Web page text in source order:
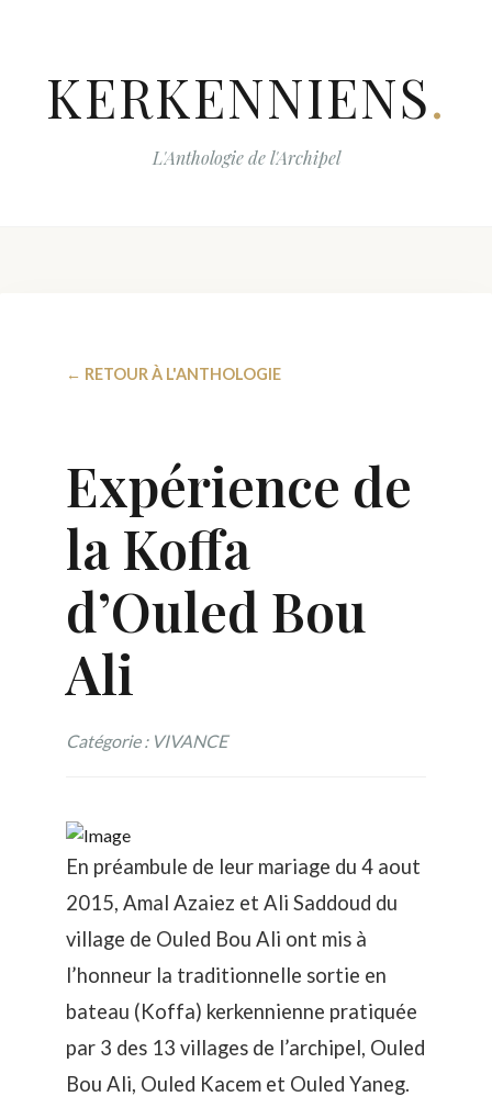
KERKENNIENS.
L'Anthologie de l'Archipel
← RETOUR À L'ANTHOLOGIE
Expérience de
la Koffa
d’Ouled Bou
Ali
Catégorie : VIVANCE
En préambule de leur mariage du 4 aout
2015, Amal Azaiez et Ali Saddoud du
village de Ouled Bou Ali ont mis à
l’honneur la traditionnelle sortie en
bateau (Koffa) kerkennienne pratiquée
par 3 des 13 villages de l’archipel, Ouled
Bou Ali, Ouled Kacem et Ouled Yaneg.